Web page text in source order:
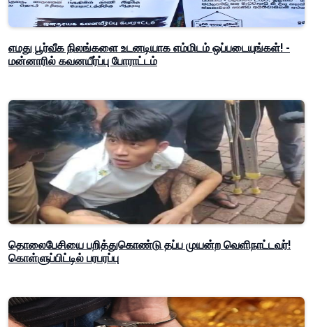
எமது பூர்வீக நிலங்களை உடனடியாக எம்மிடம் ஒப்படையுங்கள்! -
மன்னாரில் கவனயீர்ப்பு போராட்டம்
தொலைபேசியை பறித்துகொண்டு தப்ப முயன்ற வெளிநாட்டவர்!
கொள்ளுப்பிட்டில் பரபரப்பு